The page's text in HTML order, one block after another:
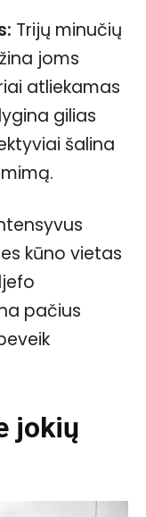
Trijų minučių
joms
atliekamas
gilias
šalina
kūno vietas
pačius
jokių